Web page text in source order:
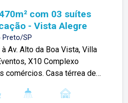
com 03 suítes
- Vista Alegre
Preto/SP
Av. Alto da Boa Vista, Villa
X10 Complexo
Casa térrea de
com closet; -Sala